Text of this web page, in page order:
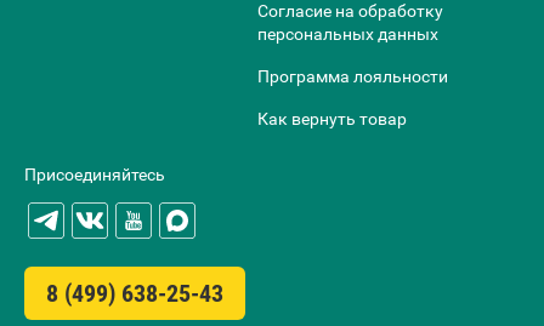
Согласие на обработку
персональных данных
Программа лояльности
Как вернуть товар
Присоединяйтесь
8 (499) 638-25-43